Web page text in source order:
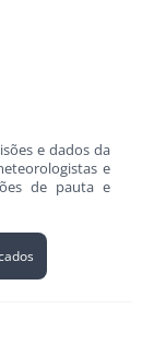
e dados da
e
de pauta e